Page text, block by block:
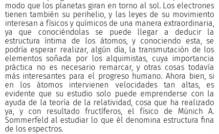
modo que los planetas giran en torno al sol. Los electrones
tienen también su perihelio, y las leyes de su movimiento
interesan a físicos y químicos de una manera extraordinaria,
ya que conociéndolas se puede llegar a deducir la
estructura íntima de los átomos, y conociendo esta, se
podría esperar realizar, algún día, la transmutación de los
elementos soñada por los alquimistas, cuya importancia
práctica no es necesario remarcar, y otras cosas todavía
más interesantes para el progreso humano. Ahora bien, si
en los átomos intervienen velocidades tan altas, es
evidente que su estudio solo puede emprenderse con la
ayuda de la teoría de la relatividad, cosa que ha realizado
ya, y con resultado fructíferos, el físico de Múnich A.
Sommerfeld al estudiar lo que él denomina estructura fina
de los espectros.